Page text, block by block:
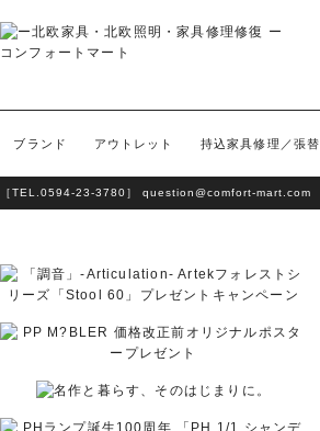
ブランド アウトレット 持込家具修理／張替
［TEL. 0594-23-3780］ question@comfort-mart.com